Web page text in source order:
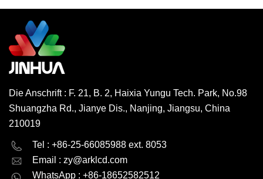
Code8531200000Produktionskapazität3000000
PCs/MonatMOQ1000 PCs,
verhandelbar
WEITERLESEN
Die Anschrift : F. 21, B. 2, Haixia Yungu Tech. Park, No.98
Shuangzha Rd., Jianye Dis., Nanjing, Jiangsu, China
210019
Tel : +86-25-66085988 ext. 8053
Email : zy@arklcd.com
WhatsApp : +86-18652582512
English Deutsch
русский español